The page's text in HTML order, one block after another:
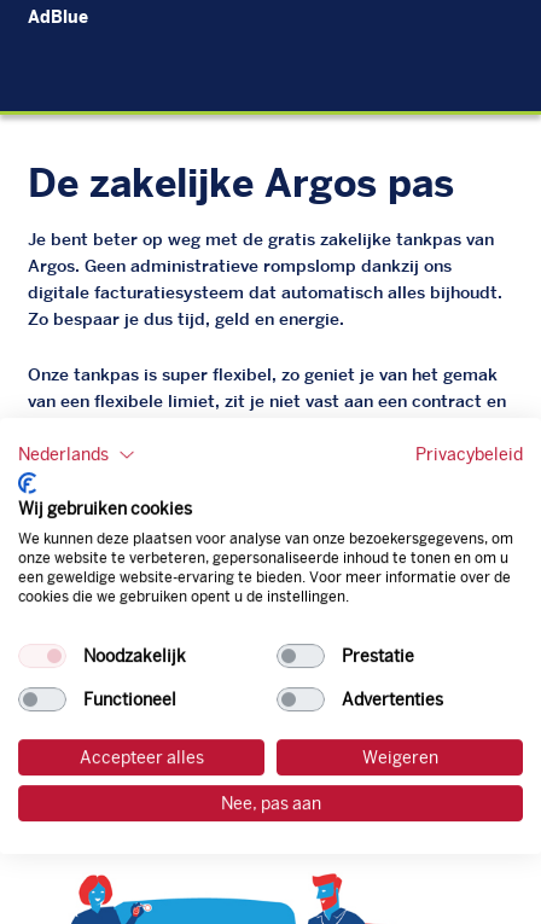
AdBlue
De zakelijke Argos pas
Je bent beter op weg met de gratis zakelijke tankpas van
Argos. Geen administratieve rompslomp dankzij ons
digitale facturatiesysteem dat automatisch alles bijhoudt.
Zo bespaar je dus tijd, geld en energie.
Onze tankpas is super flexibel, zo geniet je van het gemak
van een flexibele limiet, zit je niet vast aan een contract en
brandstof mee betaalt kunnen worden.
Bovendien profiteer je altijd van een gegarandeerde
korting. Mocht de pompprijs toch lager zijn dan betaal je
natuurlijk de prijs aan de pomp. Zo ben je altijd verzekerd
van de laagste prijs.
laadpas aanvragen
Nederlands Privacybeleid
Wij gebruiken cookies
We kunnen deze plaatsen voor analyse van onze bezoekersgegevens, om
onze website te verbeteren, gepersonaliseerde inhoud te tonen en om u
een geweldige website-ervaring te bieden. Voor meer informatie over de
cookies die we gebruiken opent u de instellingen.
Noodzakelijk Prestatie
Functioneel Advertenties
Accepteer alles Weigeren
Nee, pas aan